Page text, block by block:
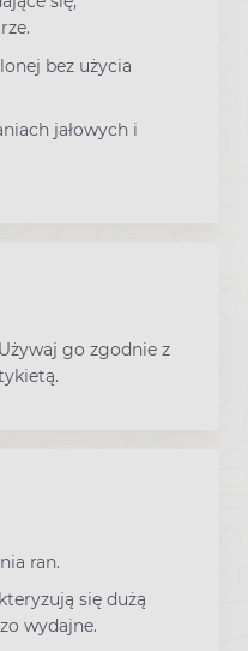
bez użycia
jałowych i
go zgodnie z
ran.
się dużą
wydajne.